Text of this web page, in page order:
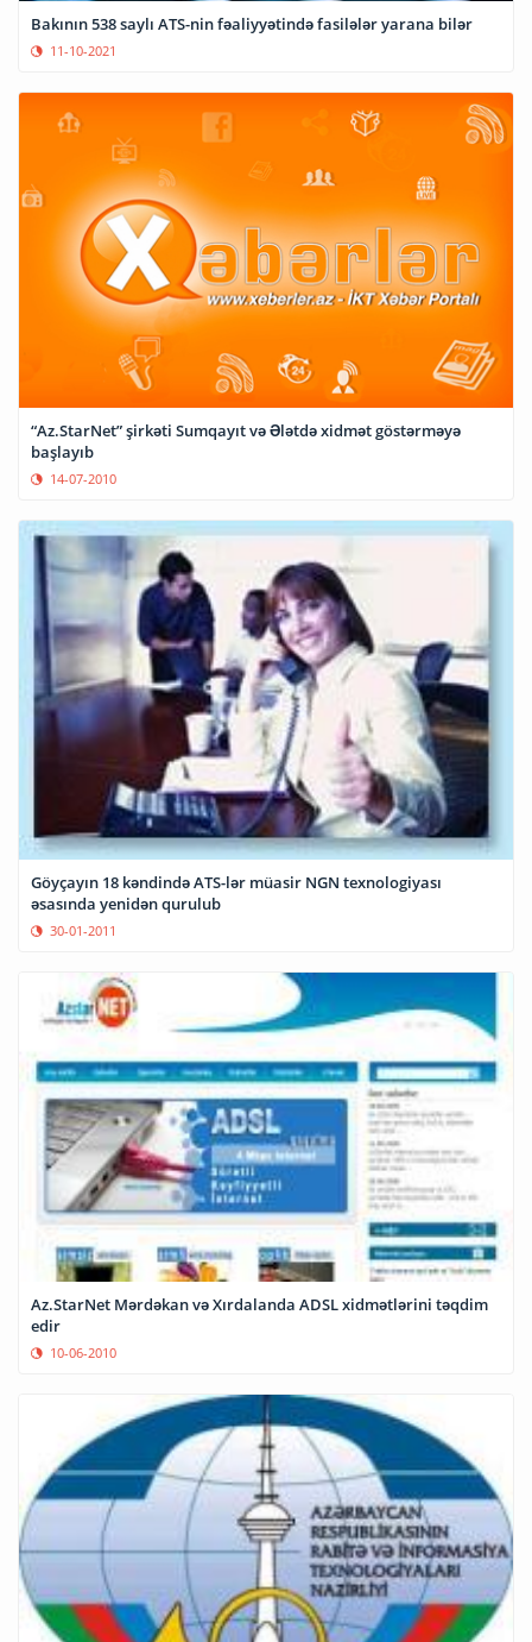
Bakının 538 saylı ATS-nin fəaliyyətində fasilələr yarana bilər
11-10-2021
“Az.StarNet” şirkəti Sumqayıt və Ələtdə xidmət göstərməyə
başlayıb
14-07-2010
Göyçayın 18 kəndində ATS-lər müasir NGN texnologiyası
əsasında yenidən qurulub
30-01-2011
Az.StarNet Mərdəkan və Xırdalanda ADSL xidmətlərini təqdim
edir
10-06-2010